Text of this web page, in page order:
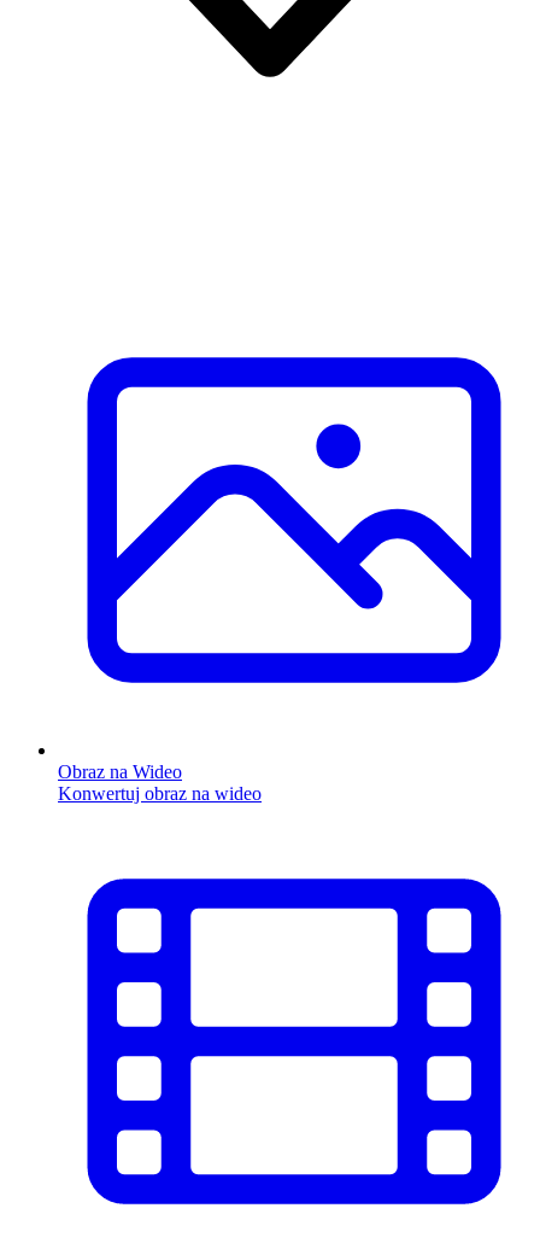
Obraz na Wideo
Konwertuj obraz na wideo